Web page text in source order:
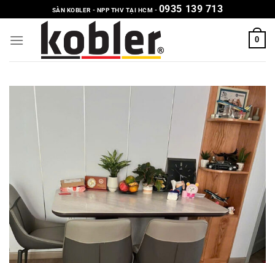
đến
nội
SÀN KOBLER - NPP THV TẠI HCM - 0935 139 713
0